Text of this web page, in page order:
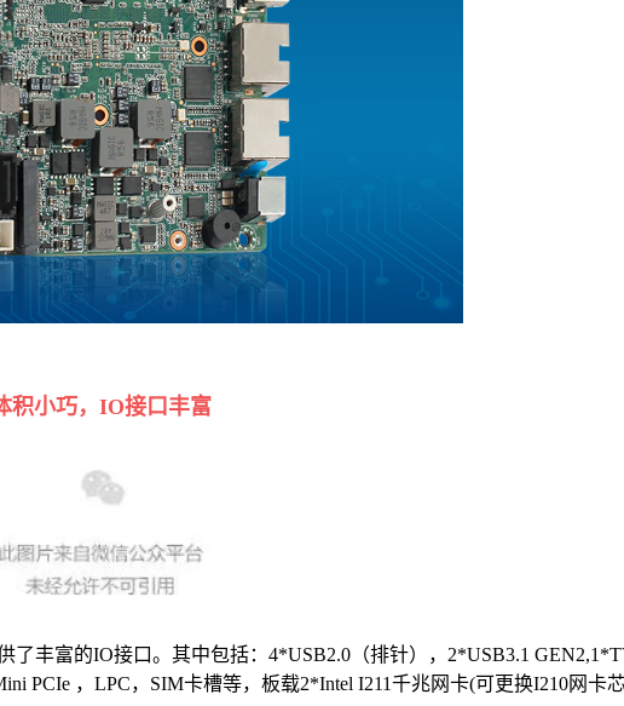
积小巧，IO接口丰富
了丰富的IO接口。其中包括：4*USB2.0（排针），2*USB3.1
PCIe ，LPC，SIM卡槽等，板载2*Intel I211千兆网卡(可更换I210网卡